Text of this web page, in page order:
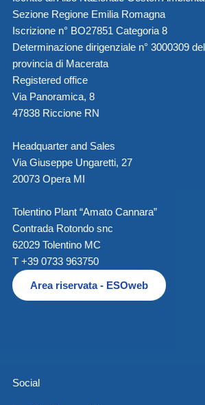
Sezione Regione Emilia Romagna
Iscrizione n° BO27851 Categoria 8
Determinazione dirigenziale n° 3000309
provincia di Macerata
Registered office
Via Panoramica, 8
47838 Riccione RN
Headquarter and Sales
Via Giuseppe Ungaretti, 27
20073 Opera MI
Tolentino Plant “Amato Cannara”
Contrada Rotondo snc
62029 Tolentino MC
T +39 0733 963750
Area riservata - ESOweb
Social